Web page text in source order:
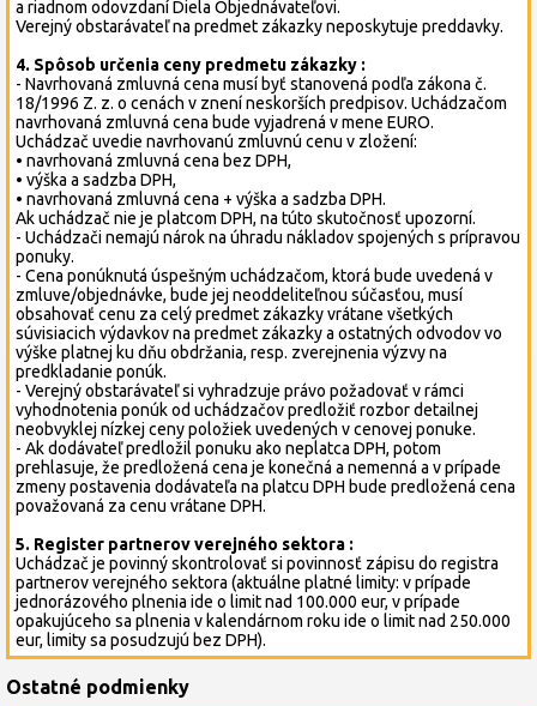
a riadnom odovzdaní Diela Objednávateľovi.
Verejný obstarávateľ na predmet zákazky neposkytuje preddavky.
4. Spôsob určenia ceny predmetu zákazky :
- Navrhovaná zmluvná cena musí byť stanovená podľa zákona č.
18/1996 Z. z. o cenách v znení neskorších predpisov. Uchádzačom
navrhovaná zmluvná cena bude vyjadrená v mene EURO.
Uchádzač uvedie navrhovanú zmluvnú cenu v zložení:
• navrhovaná zmluvná cena bez DPH,
• výška a sadzba DPH,
• navrhovaná zmluvná cena + výška a sadzba DPH.
Ak uchádzač nie je platcom DPH, na túto skutočnosť upozorní.
- Uchádzači nemajú nárok na úhradu nákladov spojených s prípravou
ponuky.
- Cena ponúknutá úspešným uchádzačom, ktorá bude uvedená v
zmluve/objednávke, bude jej neoddeliteľnou súčasťou, musí
obsahovať cenu za celý predmet zákazky vrátane všetkých
súvisiacich výdavkov na predmet zákazky a ostatných odvodov vo
výške platnej ku dňu obdržania, resp. zverejnenia výzvy na
predkladanie ponúk.
- Verejný obstarávateľ si vyhradzuje právo požadovať v rámci
vyhodnotenia ponúk od uchádzačov predložiť rozbor detailnej
neobvyklej nízkej ceny položiek uvedených v cenovej ponuke.
- Ak dodávateľ predložil ponuku ako neplatca DPH, potom
prehlasuje, že predložená cena je konečná a nemenná a v prípade
zmeny postavenia dodávateľa na platcu DPH bude predložená cena
považovaná za cenu vrátane DPH.
5. Register partnerov verejného sektora :
Uchádzač je povinný skontrolovať si povinnosť zápisu do registra
partnerov verejného sektora (aktuálne platné limity: v prípade
jednorázového plnenia ide o limit nad 100.000 eur, v prípade
opakujúceho sa plnenia v kalendárnom roku ide o limit nad 250.000
eur, limity sa posudzujú bez DPH).
Ostatné podmienky